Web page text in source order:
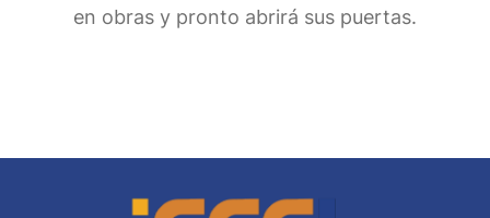
en obras y pronto abrirá sus puertas.